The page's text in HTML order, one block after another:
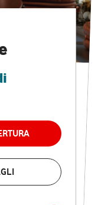
e
speciali
CLUB
COPERTURA